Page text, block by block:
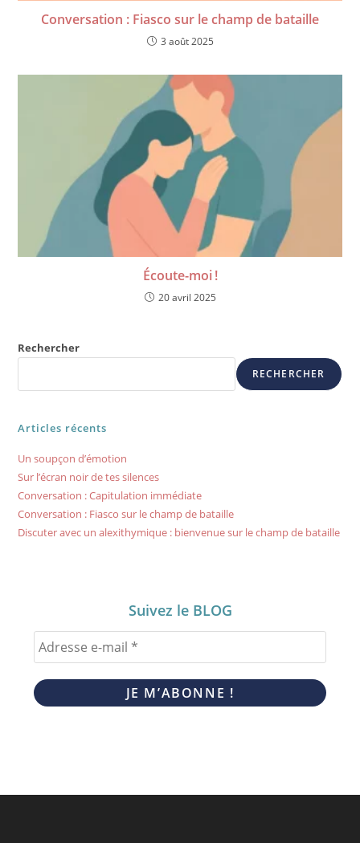
Conversation : Fiasco sur le champ de bataille
3 août 2025
Écoute-moi !
20 avril 2025
Rechercher
RECHERCHER
Articles récents
Un soupçon d’émotion
Sur l’écran noir de tes silences
Conversation : Capitulation immédiate
Conversation : Fiasco sur le champ de bataille
Discuter avec un alexithymique : bienvenue sur le champ de bataille
Suivez le BLOG